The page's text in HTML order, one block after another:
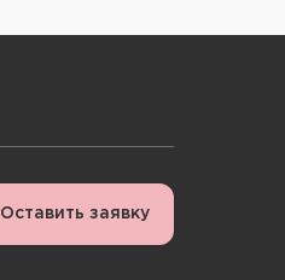
Оставить заявку